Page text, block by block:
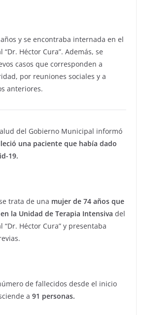
y se encontraba internada en el
Héctor Cura”. Además, se
casos que corresponden a
por reuniones sociales y a
anteriores.
del Gobierno Municipal informó
una paciente que había dado
19.
trata de una mujer de 74 años que
la Unidad de Terapia Intensiva del
Héctor Cura” y presentaba
de fallecidos desde el inicio
a 91 personas.